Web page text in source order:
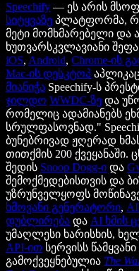
Speechify — ეს არის
სიტყვაზე პლატფორმა,
მეტი მომხმარებელი და
ხუთვარსკვლავიანი
iOS, Android, Chrome-ის
Mac-ის დესკტოპ
მიანიჭა Speechify-ს
ჯილდო WWDC-ზე და
რომელიც ადამიანებს
სრულფასოვნად."
ბუნებრივად ჟღერად
თითქმის 200 ქვეყანაში.
შედის Snoop Dogg-ი და
შემოქმედებისთვის და
უზრუნველყოფს
ხმოვანი გენერატორი,
დუბლირება და AI ხმის
უმაღლესი ხარისხის,
API-ით სერვისს
გამოქვეყნებულია The